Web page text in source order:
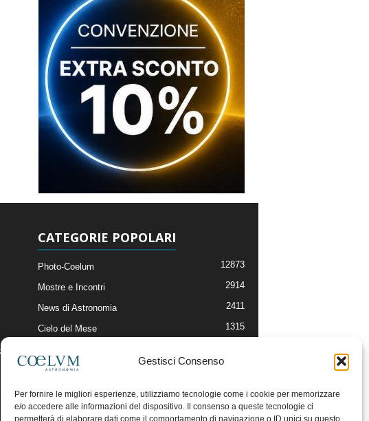
Gestisci Consenso
Per fornire le migliori esperienze, utilizziamo tecnologie come i cookie per memorizzare
e/o accedere alle informazioni del dispositivo. Il consenso a queste tecnologie ci
permetterà di elaborare dati come il comportamento di navigazione o ID unici su questo
CATEGORIE POPOLARI
Photo-Coelum 12873
Mostre e Incontri 2914
News di Astronomia 2411
Cielo del Mese 1315
Articoli e Risorse On-Line
Il Blog della Redazione